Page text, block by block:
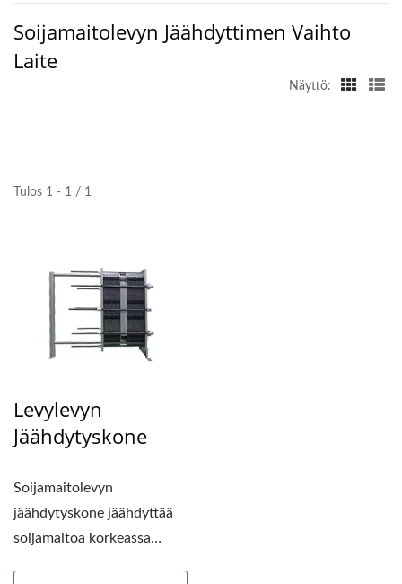
Soijamaitolevyn Jäähdyttimen Vaihto
Laite
Näyttö:
Tulos 1 - 1 / 1
Levylevyn
Jäähdytyskone
Soijamaitolevyn
jäähdytyskone jäähdyttää
soijamaitoa korkeassa